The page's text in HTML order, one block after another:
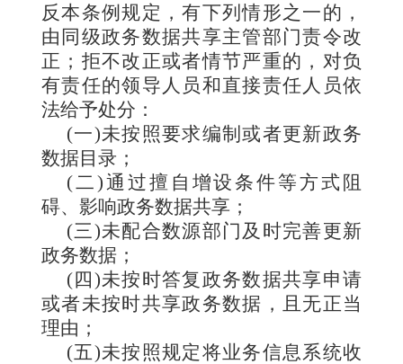
反本条例规定，有下列情形之一的，
由同级政务数据共享主管部门责令改
正；拒不改正或者情节严重的，对负
有责任的领导人员和直接责任人员依
法给予处分：
(一)未按照要求编制或者更新政务
数据目录；
(二)通过擅自增设条件等方式阻
碍、影响政务数据共享；
(三)未配合数源部门及时完善更新
政务数据；
(四)未按时答复政务数据共享申请
或者未按时共享政务数据，且无正当
理由；
(五)未按照规定将业务信息系统收